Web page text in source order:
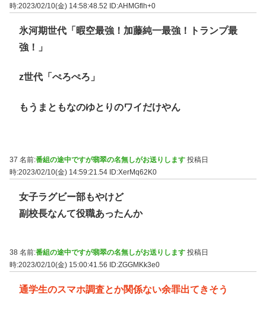
時:2023/02/10(金) 14:58:48.52
ID:AHMGflh+0
氷河期世代「暇空最強！加藤純一最強！トランプ最
強！」
z世代「ぺろぺろ」
もうまともなのゆとりのワイだけやん
37 名前:番組の途中ですが翡翠の名無しがお送りします 投稿日
時:2023/02/10(金) 14:59:21.54 ID:XerMq62K0
女子ラグビー部もやけど
副校長なんて役職あったんか
38 名前:番組の途中ですが翡翠の名無しがお送りします 投稿日
時:2023/02/10(金) 15:00:41.56
ID:ZGGMKk3e0
通学生のスマホ調査とか関係ない余罪出てきそう